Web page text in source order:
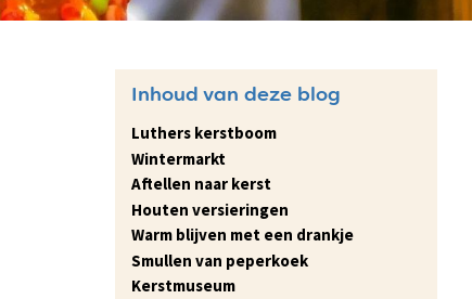
Inhoud van deze blog
Luthers kerstboom
Wintermarkt
Aftellen naar kerst
Houten versieringen
Warm blijven met een drankje
Smullen van peperkoek
Kerstmuseum